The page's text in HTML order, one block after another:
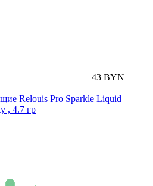
43 BYN
Relouis Pro Sparkle Liquid
, 4.7 гр